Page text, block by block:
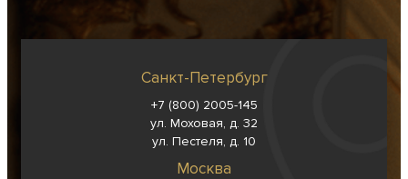
Санкт-Петербург
+7 (800) 2005-145
ул. Моховая, д. 32
ул. Пестеля, д. 10
Москва